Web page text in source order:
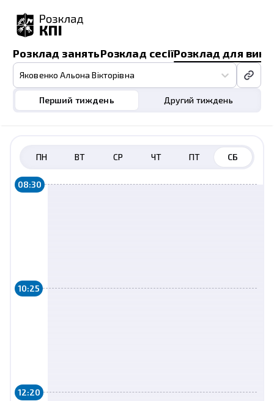
Розклад занятьРозклад сесіїРозклад для
Яковенко Альона Вікторівна
Перший тиждень Другий тиждень
ПН ВТ СР ЧТ ПТ СБ
08:30
10:25
12:20